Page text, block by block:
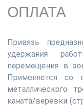
ОПЛАТА
Привязь
удержания
перемещения в
Применяется со
металлического
каната/верёвки